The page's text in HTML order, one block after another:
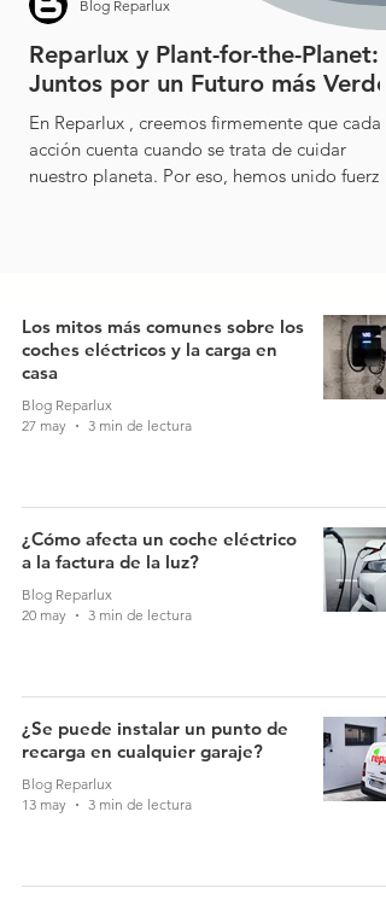
Reparlux y Plant-for-the-Planet:
Juntos por un Futuro más Verde
En Reparlux , creemos firmemente que cada
acción cuenta cuando se trata de cuidar
nuestro planeta. Por eso, hemos unido fuerzas
Blog Reparlux
Los mitos más comunes sobre los
coches eléctricos y la carga en
casa
Blog Reparlux
27 may
3 min de lectura
¿Cómo afecta un coche eléctrico
a la factura de la luz?
Blog Reparlux
20 may
3 min de lectura
¿Se puede instalar un punto de
recarga en cualquier garaje?
Blog Reparlux
13 may
3 min de lectura